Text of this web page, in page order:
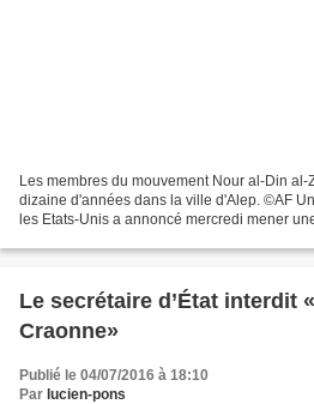
Les membres du mouvement Nour al-Din
dizaine d'années dans la ville d'Alep. ©AF
les Etats-Unis a annoncé mercredi mener
Le secrétaire d’État interdit
Craonne»
Publié le 04/07/2016 à 18:10
Par lucien-pons